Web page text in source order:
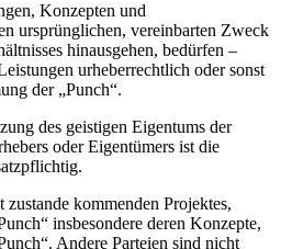
Konzepten und
ursprünglichen, vereinbarten Zweck
hinausgehen, bedürfen –
urheberrechtlich oder sonst
der „Punch“.
des geistigen Eigentums der
oder Eigentümers ist die
kommenden Projektes,
insbesondere deren Konzepte,
Andere Parteien sind nicht